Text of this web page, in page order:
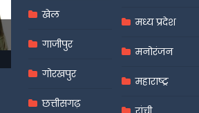
खेल
गाजीपुर
गोरखपुर
छत्तीसगढ़
मध्य प्रदेश
मनोरंजन
महाराष्ट्र